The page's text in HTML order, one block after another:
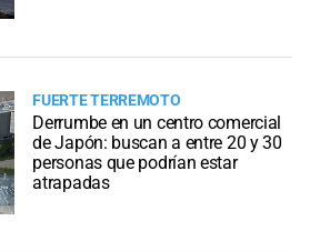
FUERTE TERREMOTO
Derrumbe en un centro comercial
de Japón: buscan a entre 20 y 30
personas que podrían estar
atrapadas